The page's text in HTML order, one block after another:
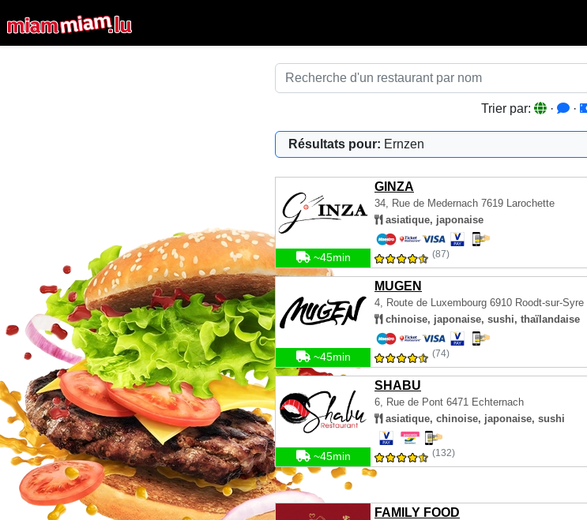
Trier par: · ·
Résultats pour: Ernzen
GINZA
34, Rue de Medernach 7619 Larochette
asiatique, japonaise
~45min (87)
MUGEN
4, Route de Luxembourg 6910 Roodt-sur-Syre
chinoise, japonaise, sushi, thaïlandaise
~45min (74)
SHABU
6, Rue de Pont 6471 Echternach
asiatique, chinoise, japonaise, sushi
~45min (132)
FAMILY FOOD